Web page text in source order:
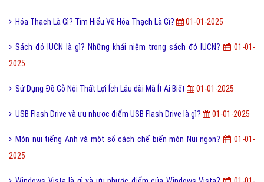
Hóa Thạch Là Gì? Tìm Hiểu Về Hóa Thạch Là Gì? 01-01-2025
Sách đỏ IUCN là gì? Những khái niệm trong sách đỏ IUCN?
01-01-
2025
Sử Dụng Đồ Gỗ Nội Thất Lợi Ích Lâu dài Mà Ít Ai Biết 01-01-2025
USB Flash Drive và ưu nhươc điểm USB Flash Drive là gì? 01-01-2025
Món nui tiếng Anh và một số cách chế biến món Nui ngon?
01-01-
2025